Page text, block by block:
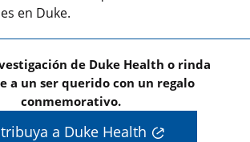
en Duke.
de Duke Health o rinda
a un ser querido con un regalo
conmemorativo.
a Duke Health